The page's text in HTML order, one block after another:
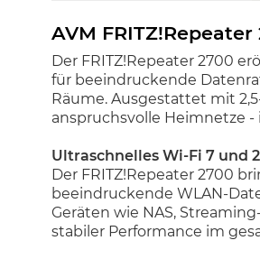
AVM FRITZ!Repeater
Der FRITZ!Repeater 2700
für beeindruckende
Räume. Ausgestattet mit
anspruchsvolle Heimnetze -
Ultraschnelles Wi-Fi 7 und
Der FRITZ!Repeater 2700
beeindruckende WLAN-
Geräten wie NAS,
stabiler Performance im